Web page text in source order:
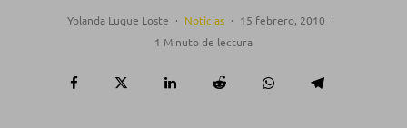
Yolanda Luque Loste · Noticias · 15 febrero, 2010 ·
1 Minuto de lectura